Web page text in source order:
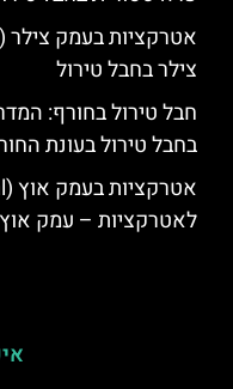
צילר בחבל טירול
חבל טירול בחורף:
בחבל טירול בעונת
לאטרקציות – עמק אוץ